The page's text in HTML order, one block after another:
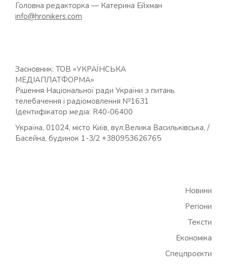
Головна редакторка — Катерина Ейхман
info@hronikers.com
Засновник: ТОВ «УКРАЇНСЬКА
МЕДІАПЛАТФОРМА»
Рішення Національної ради України з питань
телебачення і радіомовлення №1631
Ідентифікатор медіа: R40-06400
Україна, 01024, місто Київ, вул.Велика Васильківська, /
Басейна, будинок 1-3/2 +380953626765
Новини
Регіони
Тексти
Економіка
Спецпроєкти